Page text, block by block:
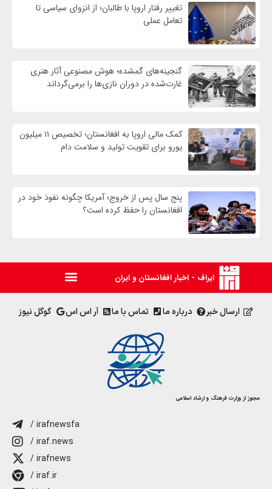
تغییر رفتار اروپا با طالبان؛ از انزوای سیاسی تا
تعامل عملی
گنجینه‌های گمشده؛ هوش مصنوعی آثار هنری
غارت‌شده در دوران نازی‌ها را برمی‌گرداند
کمک مالی اروپا به افغانستان؛ تخصیص ۱۱ میلیون
یورو برای تقویت تولید و سلامت دام
پنج سال پس از خروج؛ آمریکا چگونه نفوذ خود در
افغانستان را حفظ کرده است؟
ایراف - اخبار افغانستان و ایران
ارسال خبر درباره ما تماس با ما آر اس اس گوگل نیوز
مجوز از وزارت فرهنگ و ارشاد اسلامی
/ irafnewsfa
/ iraf.news
/ irafnews
/ iraf.ir